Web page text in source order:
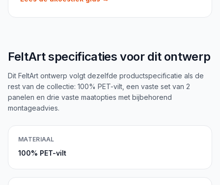
FeltArt specificaties voor dit ontwerp
Dit FeltArt ontwerp volgt dezelfde productspecificatie als de
rest van de collectie: 100% PET-vilt, een vaste set van 2
panelen en drie vaste maatopties met bijbehorend
montageadvies.
MATERIAAL
100% PET-vilt